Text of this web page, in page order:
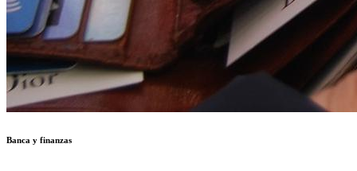
Banca y finanzas